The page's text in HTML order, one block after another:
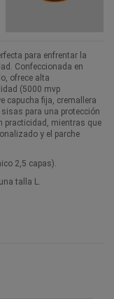
para enfrentar la
Confeccionada en
ofrece alta
(5000 mvp
capucha fija, cremallera
para una protección
practicidad, mientras que
y el parche
2,5 capas).
talla L.